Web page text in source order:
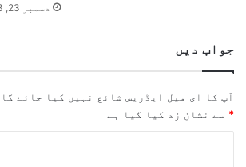
دسمبر 23, 2023
جواب دیں
آپ کا ای میل ایڈریس شائع نہیں کیا جائے گا۔
* سے نشان زد کیا گیا ہے